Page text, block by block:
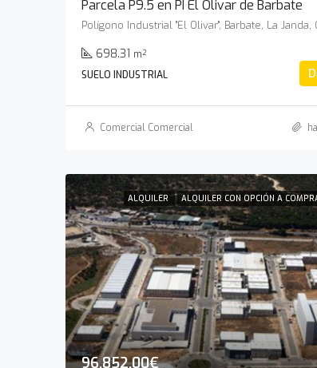
Parcela P9.5 en PI El Olivar de Barbate
698.31 m²
SUELO INDUSTRIAL
Comercial Comercial
ALQUILER ALQUILER CON OPCIÓN A
96.852,00€